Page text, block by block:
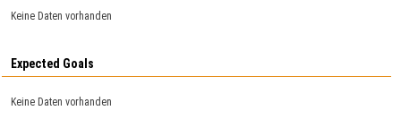
Keine Daten vorhanden
Expected Goals
Keine Daten vorhanden